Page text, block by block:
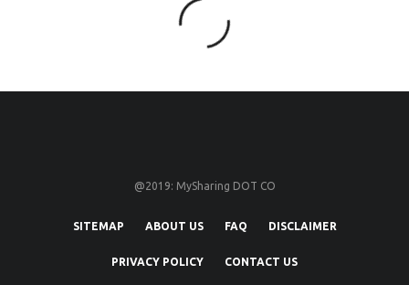
@2019: MySharing DOT CO
SITEMAP ABOUT US FAQ DISCLAIMER
PRIVACY POLICY CONTACT US